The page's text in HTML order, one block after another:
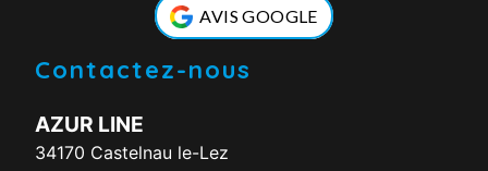
AVIS GOOGLE
Contactez-nous
AZUR LINE
34170 Castelnau le-Lez